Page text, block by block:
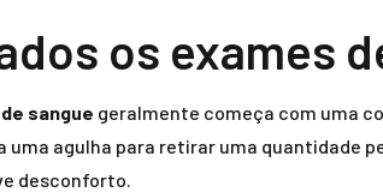
os exames
sangue geralmente começa com uma
agulha para retirar uma quantidade
desconforto.